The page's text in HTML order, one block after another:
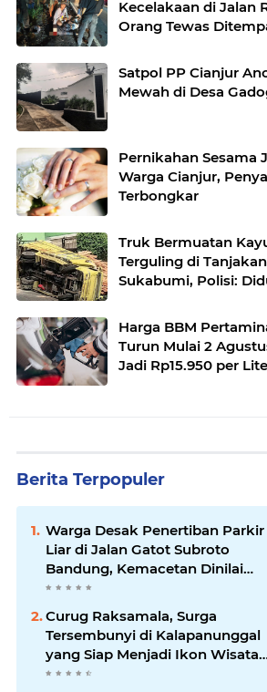
Kecelakaan di Jalan
Orang Tewas
Satpol PP Cianjur
Mewah di Desa
Pernikahan Sesama
Warga Cianjur,
Terbongkar
Truk Bermuatan
Terguling di
Sukabumi, Polisi:
Harga BBM
Turun Mulai 2
Jadi Rp15.950 per
Berita Terpopuler
Warga Desak Penertiban Parkir
Liar di Jalan Gatot Subroto
Bandung, Kemacetan Dinilai
Makin Mengkhawatirkan
Curug Raksamala, Surga
Tersembunyi di Kalapanunggal
yang Siap Menjadi Ikon Wisata
Alam Baru Kabupaten